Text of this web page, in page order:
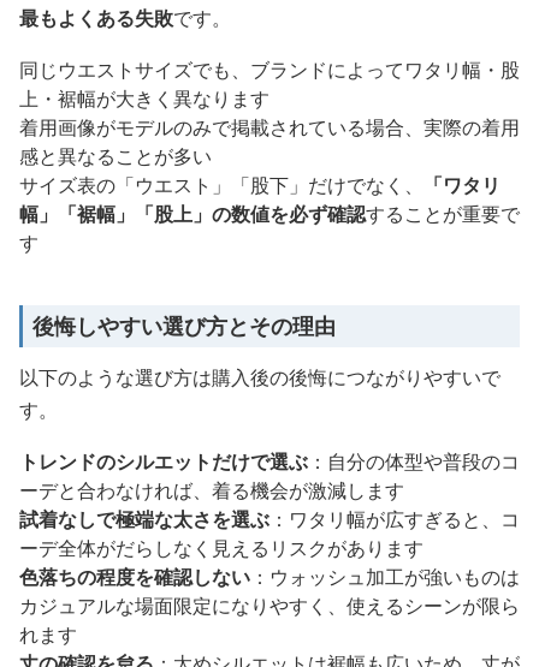
最もよくある失敗です。
同じウエストサイズでも、ブランドによってワタリ幅・股
上・裾幅が大きく異なります
着用画像がモデルのみで掲載されている場合、実際の着用
感と異なることが多い
サイズ表の「ウエスト」「股下」だけでなく、
「ワタリ
幅」「裾幅」「股上」の数値を必ず確認することが重要で
す
後悔しやすい選び方とその理由
以下のような選び方は購入後の後悔につながりやすいで
す。
トレンドのシルエットだけで選ぶ ：自分の体型や普段のコ
ーデと合わなければ、着る機会が激減します
試着なしで極端な太さを選ぶ ：ワタリ幅が広すぎると、コ
ーデ全体がだらしなく見えるリスクがあります
色落ちの程度を確認しない ：ウォッシュ加工が強いものは
カジュアルな場面限定になりやすく、使えるシーンが限ら
れます